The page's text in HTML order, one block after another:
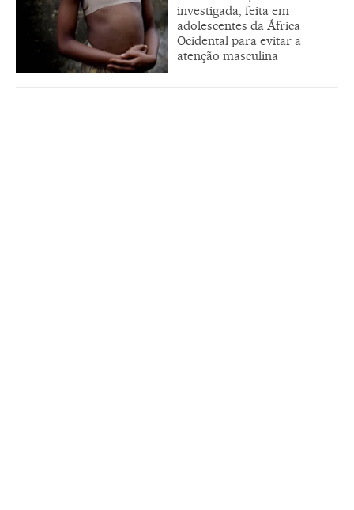
investigada, feita em
adolescentes da África
Ocidental para evitar a
atenção masculina